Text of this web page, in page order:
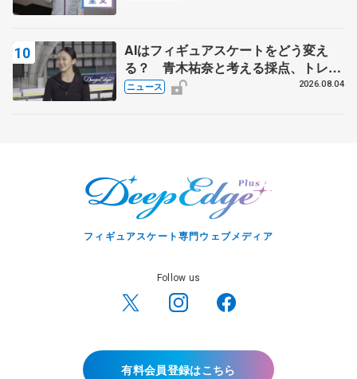
AIはフィギュアスケートをどう変え
る？ 青木祐奈と考える採点、トレー
ニングの未来
ニュース 2026.08.04
フィギュアスケート専門ウェブメディア
Follow us
有料会員登録はこちら